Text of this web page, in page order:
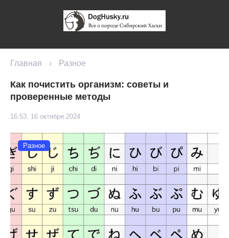
Главная › Разное
Как почистить организм: советы и
проверенные методы
16:53, 16 октября 2024
Разное